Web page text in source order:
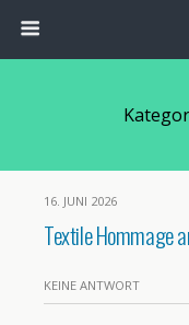
16. JUNI 2026
Textile Hommage
KEINE ANTWORT